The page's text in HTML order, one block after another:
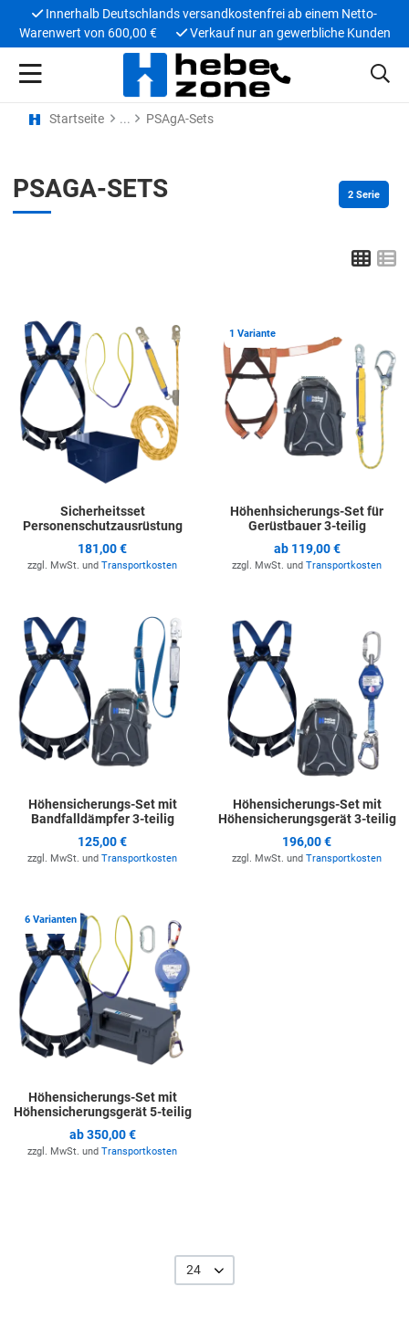
Innerhalb Deutschlands versandkostenfrei ab einem Netto-
Warenwert von 600,00 €
Verkauf nur an gewerbliche Kunden
Startseite PSAgA-Sets
PSAGA-SETS 2 Serie
Grid
Zur Merkliste hinzufügen
Sicherheitsset
Personenschutzausrüstung
181,00 €
zzgl. MwSt. und Transportkosten
1 Variante
Höhenhsicherungs-Set für
Gerüstbauer 3-teilig
ab 119,00 €
zzgl. MwSt. und Transportkosten
Zur Merkliste hinzufügen
Höhensicherungs-Set mit
Bandfalldämpfer 3-teilig
125,00 €
zzgl. MwSt. und Transportkosten
Höhensicherungs-Set mit
Höhensicherungsgerät 3-teilig
196,00 €
zzgl. MwSt. und Transportkosten
6 Varianten
Höhensicherungs-Set mit
Höhensicherungsgerät 5-teilig
ab350,00 €
zzgl. MwSt. und Transportkosten
24